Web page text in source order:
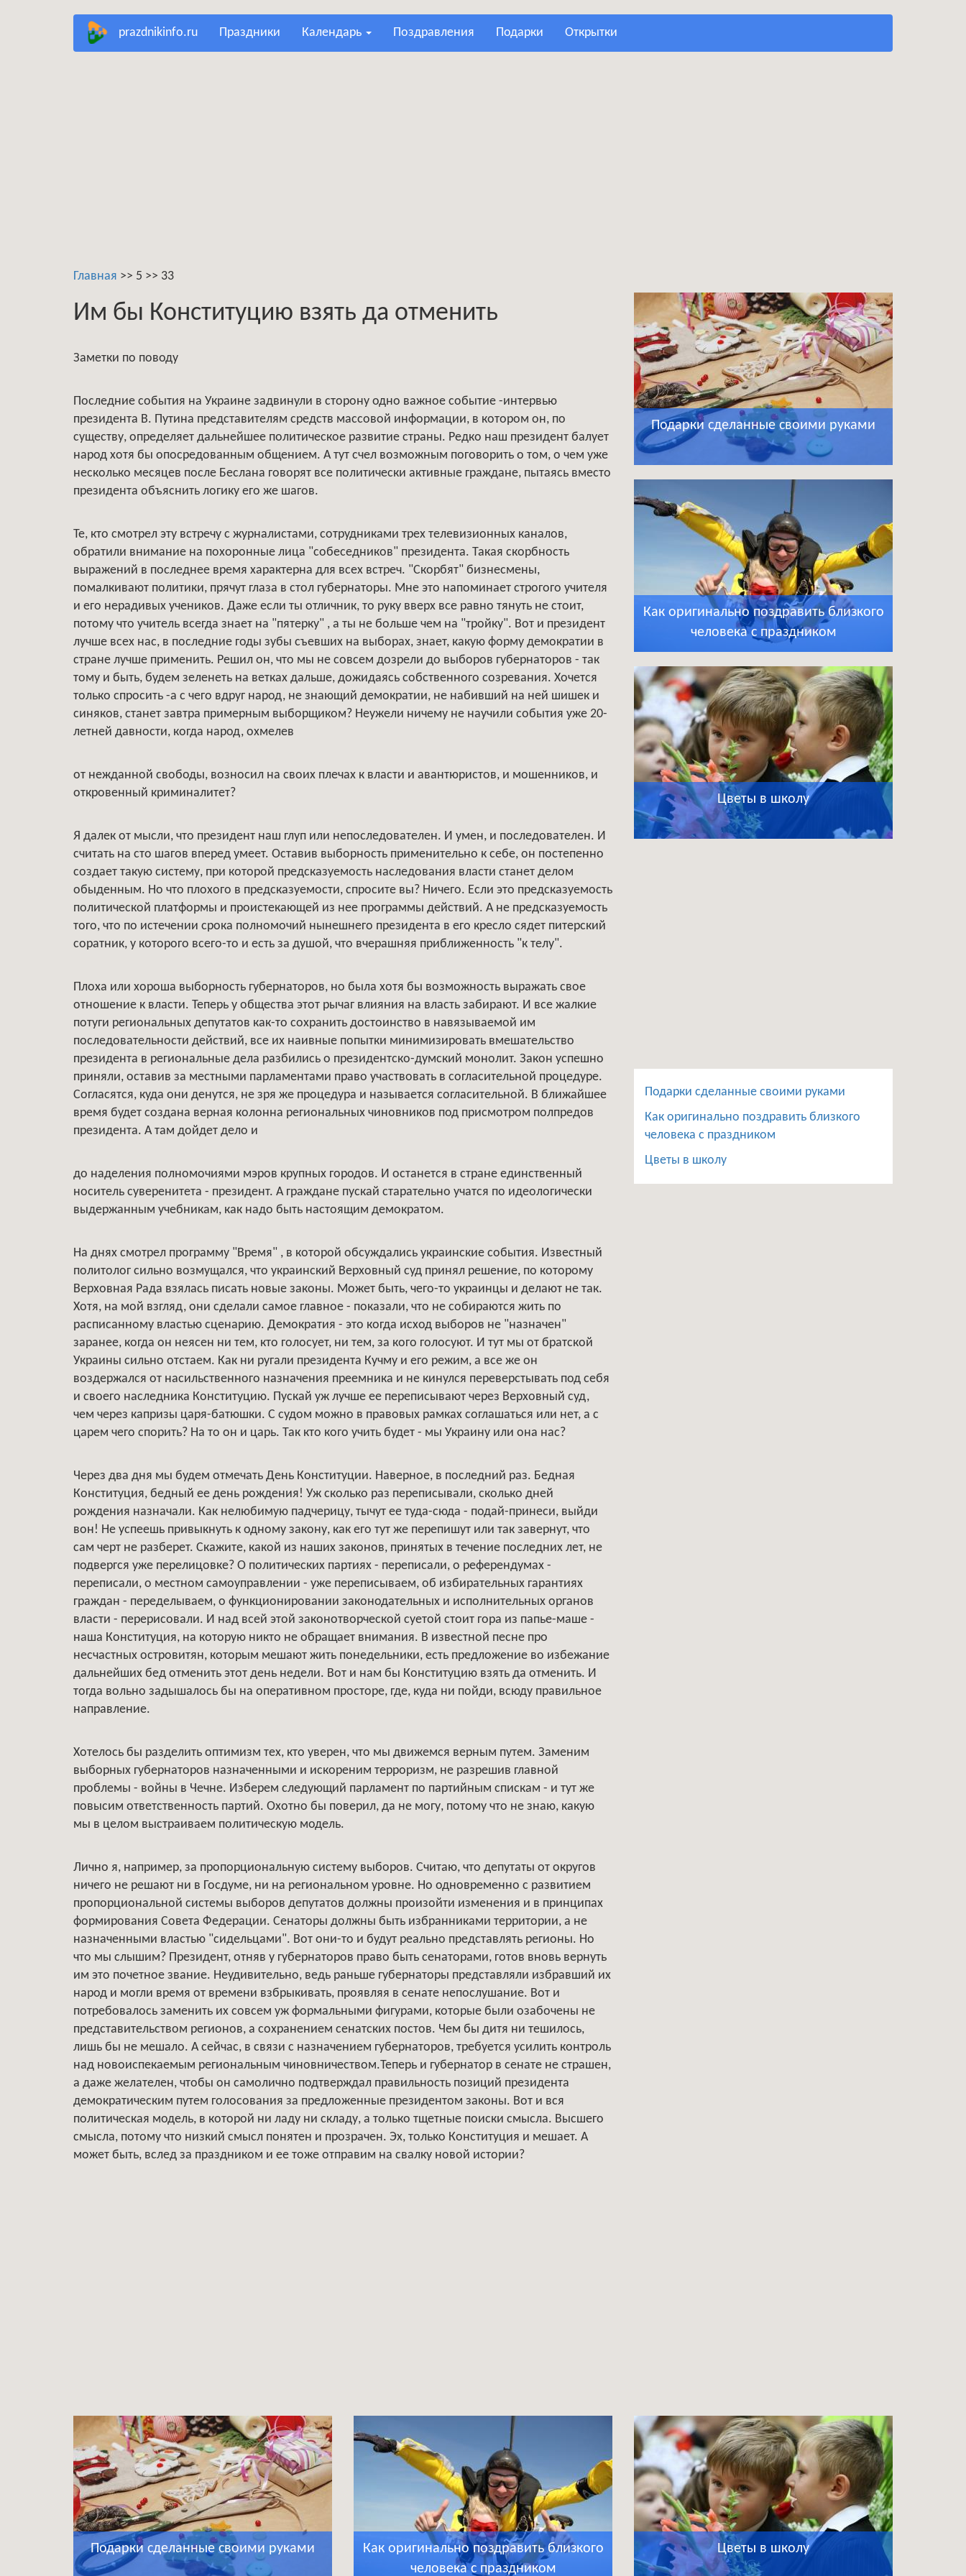
prazdnikinfo.ru праздники календарь поздравления подарки открытки
Главная >> 5 >> 33
Им бы Конституцию взять да отменить
Заметки по поводу
Последние события на Украине задвинули в сторону одно важное событие -интервью
президента В. Путина представителям средств массовой информации, в котором он, по
существу, определяет дальнейшее политическое развитие страны. Редко наш президент балует
народ хотя бы опосредованным общением. А тут счел возможным поговорить о том, о чем уже
несколько месяцев после Беслана говорят все политически активные граждане, пытаясь вместо
президента объяснить логику его же шагов.
Те, кто смотрел эту встречу с журналистами, сотрудниками трех телевизионных каналов,
обратили внимание на похоронные лица "собеседников" президента. Такая скорбность
выражений в последнее время характерна для всех встреч. "Скорбят" бизнесмены,
помалкивают политики, прячут глаза в стол губернаторы. Мне это напоминает строгого учителя
и его нерадивых учеников. Даже если ты отличник, то руку вверх все равно тянуть не стоит,
потому что учитель всегда знает на "пятерку" , а ты не больше чем на "тройку". Вот и президент
лучше всех нас, в последние годы зубы съевших на выборах, знает, какую форму демократии в
стране лучше применить. Решил он, что мы не совсем дозрели до выборов губернаторов - так
тому и быть, будем зеленеть на ветках дальше, дожидаясь собственного созревания. Хочется
только спросить -а с чего вдруг народ, не знающий демократии, не набивший на ней шишек и
синяков, станет завтра примерным выборщиком? Неужели ничему не научили события уже 20-
летней давности, когда народ, охмелев
от нежданной свободы, возносил на своих плечах к власти и авантюристов, и мошенников, и
откровенный криминалитет?
Я далек от мысли, что президент наш глуп или непоследователен. И умен, и последователен. И
считать на сто шагов вперед умеет. Оставив выборность применительно к себе, он постепенно
создает такую систему, при которой предсказуемость наследования власти станет делом
обыденным. Но что плохого в предсказуемости, спросите вы? Ничего. Если это предсказуемость
политической платформы и проистекающей из нее программы действий. А не предсказуемость
того, что по истечении срока полномочий нынешнего президента в его кресло сядет питерский
соратник, у которого всего-то и есть за душой, что вчерашняя приближенность "к телу".
Плоха или хороша выборность губернаторов, но была хотя бы возможность выражать свое
отношение к власти. Теперь у общества этот рычаг влияния на власть забирают. И все жалкие
потуги региональных депутатов как-то сохранить достоинство в навязываемой им
последовательности действий, все их наивные попытки минимизировать вмешательство
президента в региональные дела разбились о президентско-думский монолит. Закон успешно
приняли, оставив за местными парламентами право участвовать в согласительной процедуре.
Согласятся, куда они денутся, не зря же процедура и называется согласительной. В ближайшее
время будет создана верная колонна региональных чиновников под присмотром полпредов
президента. А там дойдет дело и
до наделения полномочиями мэров крупных городов. И останется в стране единственный
носитель суверенитета - президент. А граждане пускай старательно учатся по идеологически
выдержанным учебникам, как надо быть настоящим демократом.
На днях смотрел программу "Время" , в которой обсуждались украинские события. Известный
политолог сильно возмущался, что украинский Верховный суд принял решение, по которому
Верховная Рада взялась писать новые законы. Может быть, чего-то украинцы и делают не так.
Хотя, на мой взгляд, они сделали самое главное - показали, что не собираются жить по
расписанному властью сценарию. Демократия - это когда исход выборов не "назначен"
заранее, когда он неясен ни тем, кто голосует, ни тем, за кого голосуют. И тут мы от братской
Украины сильно отстаем. Как ни ругали президента Кучму и его режим, а все же он
воздержался от насильственного назначения преемника и не кинулся переверстывать под себя
и своего наследника Конституцию. Пускай уж лучше ее переписывают через Верховный суд,
чем через капризы царя-батюшки. С судом можно в правовых рамках соглашаться или нет, а с
царем чего спорить? На то он и царь. Так кто кого учить будет - мы Украину или она нас?
Через два дня мы будем отмечать День Конституции. Наверное, в последний раз. Бедная
Конституция, бедный ее день рождения! Уж сколько раз переписывали, сколько дней
рождения назначали. Как нелюбимую падчерицу, тычут ее туда-сюда - подай-принеси, выйди
вон! Не успеешь привыкнуть к одному закону, как его тут же перепишут или так завернут, что
сам черт не разберет. Скажите, какой из наших законов, принятых в течение последних лет, не
подвергся уже перелицовке? О политических партиях - переписали, о референдумах -
переписали, о местном самоуправлении - уже переписываем, об избирательных гарантиях
граждан - переделываем, о функционировании законодательных и исполнительных органов
власти - перерисовали. И над всей этой законотворческой суетой стоит гора из папье-маше -
наша Конституция, на которую никто не обращает внимания. В известной песне про
несчастных островитян, которым мешают жить понедельники, есть предложение во избежание
дальнейших бед отменить этот день недели. Вот и нам бы Конституцию взять да отменить. И
тогда вольно задышалось бы на оперативном просторе, где, куда ни пойди, всюду правильное
направление.
Хотелось бы разделить оптимизм тех, кто уверен, что мы движемся верным путем. Заменим
выборных губернаторов назначенными и искореним терроризм, не разрешив главной
проблемы - войны в Чечне. Изберем следующий парламент по партийным спискам - и тут же
повысим ответственность партий. Охотно бы поверил, да не могу, потому что не знаю, какую
мы в целом выстраиваем политическую модель.
Лично я, например, за пропорциональную систему выборов. Считаю, что депутаты от округов
ничего не решают ни в Госдуме, ни на региональном уровне. Но одновременно с развитием
пропорциональной системы выборов депутатов должны произойти изменения и в принципах
формирования Совета Федерации. Сенаторы должны быть избранниками территории, а не
назначенными властью "сидельцами". Вот они-то и будут реально представлять регионы. Но
что мы слышим? Президент, отняв у губернаторов право быть сенаторами, готов вновь вернуть
им это почетное звание. Неудивительно, ведь раньше губернаторы представляли избравший их
народ и могли время от времени взбрыкивать, проявляя в сенате непослушание. Вот и
потребовалось заменить их совсем уж формальными фигурами, которые были озабочены не
представительством регионов, а сохранением сенатских постов. Чем бы дитя ни тешилось,
лишь бы не мешало. А сейчас, в связи с назначением губернаторов, требуется усилить контроль
над новоиспекаемым региональным чиновничеством.Теперь и губернатор в сенате не страшен,
а даже желателен, чтобы он самолично подтверждал правильность позиций президента
демократическим путем голосования за предложенные президентом законы. Вот и вся
политическая модель, в которой ни ладу ни складу, а только тщетные поиски смысла. Высшего
смысла, потому что низкий смысл понятен и прозрачен. Эх, только Конституция и мешает. А
может быть, вслед за праздником и ее тоже отправим на свалку новой истории?
Подарки сделанные своими руками
Как оригинально поздравить близкого
человека с праздником
Цветы в школу
Подарки сделанные своими руками
Как оригинально поздравить близкого
человека с праздником
Цветы в школу
Подарки сделанные своими руками
Как оригинально поздравить близкого
человека с праздником
Цветы в школу